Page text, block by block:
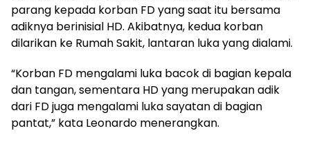
parang kepada korban FD yang saat itu bersama
adiknya berinisial HD. Akibatnya, kedua korban
dilarikan ke Rumah Sakit, lantaran luka yang dialami.
“Korban FD mengalami luka bacok di bagian kepala
dan tangan, sementara HD yang merupakan adik
dari FD juga mengalami luka sayatan di bagian
pantat,” kata Leonardo menerangkan.